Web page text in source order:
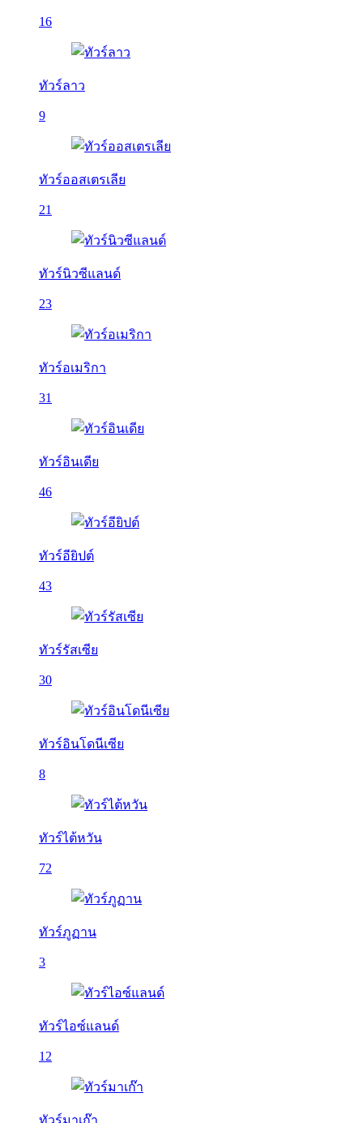
16
ทัวร์ลาว
9
ทัวร์ออสเตรเลีย
21
ทัวร์นิวซีแลนด์
23
ทัวร์อเมริกา
31
ทัวร์อินเดีย
46
ทัวร์อียิปต์
43
ทัวร์รัสเซีย
30
ทัวร์อินโดนีเซีย
8
ทัวร์ไต้หวัน
72
ทัวร์ภูฏาน
3
ทัวร์ไอซ์แลนด์
12
ทัวร์มาเก๊า